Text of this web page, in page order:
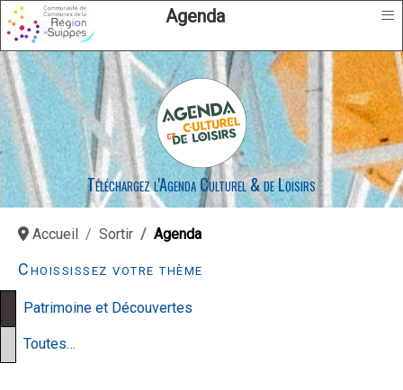
Agenda ≡
Téléchargez l'Agenda Culturel & de Loisirs
Accueil Sortir Agenda
Choississez votre thème
Patrimoine et Découvertes
Toutes…